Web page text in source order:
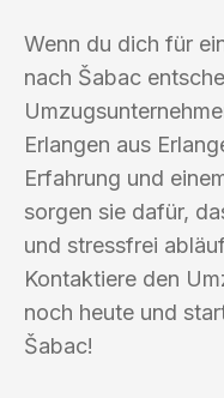
Wenn du dich für
nach Šabac
Erlangen aus
Erfahrung und
sorgen sie dafür,
und stressfrei
Kontaktiere den
noch heute und
Šabac!